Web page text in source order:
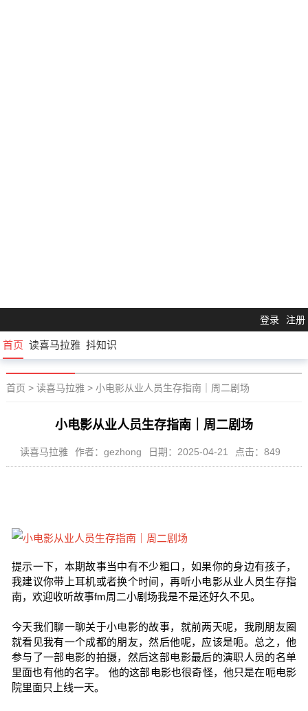
登录 注册
首页 读喜马拉雅 抖知识
首页 > 读喜马拉雅> 小电影从业人员生存指南｜周二剧场
小电影从业人员生存指南｜周二剧场
读喜马拉雅 作者：gezhong 日期：2025-04-21 点击：849
提示一下，本期故事当中有不少粗口，如果你的身边有孩子，
我建议你带上耳机或者换个时间，再听小电影从业人员生存指
南，欢迎收听故事fm周二小剧场我是不是还好久不见。
今天我们聊一聊关于小电影的故事，就前两天呢，我刷朋友圈
就看见我有一个成都的朋友，然后他呢，应该是呃。总之，他
参与了一部电影的拍摄，然后这部电影最后的演职人员的名单
里面也有他的名字。 他的这部电影也很奇怪，他只是在呃电影
院里面只上线一天。